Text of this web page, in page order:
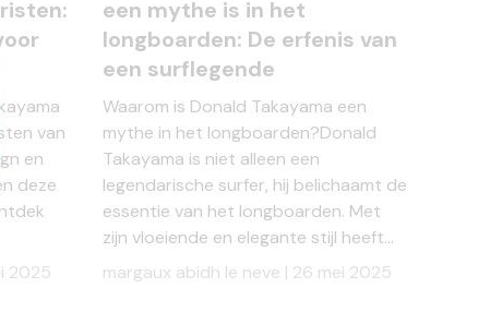
van
en
deze
2025
een mythe is in het
longboarden: De erfenis van
een surflegende
Waarom is Donald Takayama een
mythe in het longboarden?Donald
Takayama is niet alleen een
legendarische surfer, hij belichaamt de
essentie van het longboarden. Met
zijn vloeiende en elegante stijl heeft...
margaux abidh le neve | 26 mei 2025